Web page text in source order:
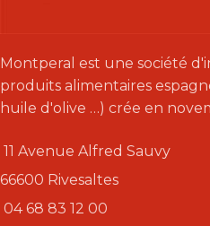
Montperal est une société
produits alimentaires
huile d'olive …) crée en
11 Avenue Alfred Sauvy
66600 Rivesaltes
04 68 83 12 00